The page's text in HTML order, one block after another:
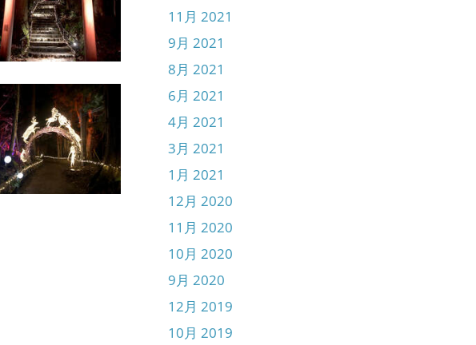
11月 2021
9月 2021
8月 2021
6月 2021
4月 2021
3月 2021
1月 2021
12月 2020
11月 2020
10月 2020
9月 2020
12月 2019
10月 2019